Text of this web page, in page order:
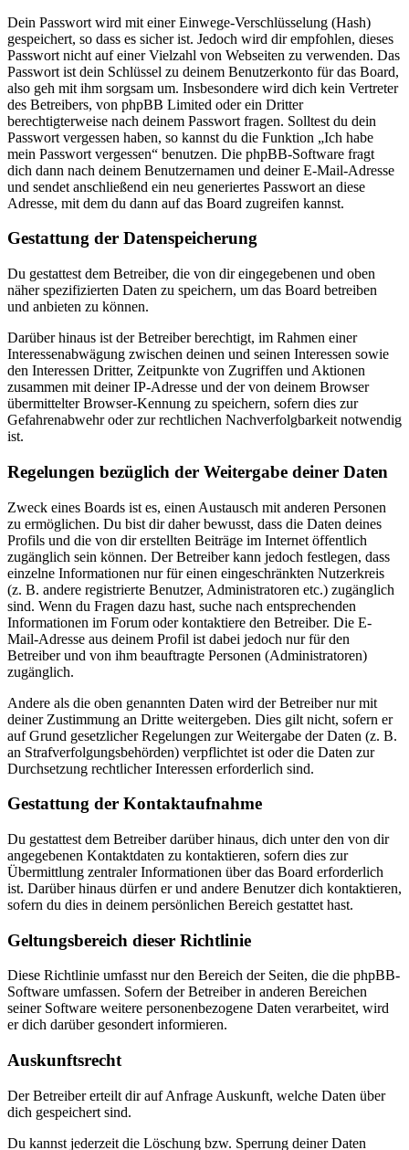
Dein Passwort wird mit einer Einwege-Verschlüsselung (Hash)
gespeichert, so dass es sicher ist. Jedoch wird dir empfohlen, dieses
Passwort nicht auf einer Vielzahl von Webseiten zu verwenden. Das
Passwort ist dein Schlüssel zu deinem Benutzerkonto für das Board,
also geh mit ihm sorgsam um. Insbesondere wird dich kein Vertreter
des Betreibers, von phpBB Limited oder ein Dritter
berechtigterweise nach deinem Passwort fragen. Solltest du dein
Passwort vergessen haben, so kannst du die Funktion „Ich habe
mein Passwort vergessen“ benutzen. Die phpBB-Software fragt
dich dann nach deinem Benutzernamen und deiner E-Mail-Adresse
und sendet anschließend ein neu generiertes Passwort an diese
Adresse, mit dem du dann auf das Board zugreifen kannst.
Gestattung der Datenspeicherung
Du gestattest dem Betreiber, die von dir eingegebenen und oben
näher spezifizierten Daten zu speichern, um das Board betreiben
und anbieten zu können.
Darüber hinaus ist der Betreiber berechtigt, im Rahmen einer
Interessenabwägung zwischen deinen und seinen Interessen sowie
den Interessen Dritter, Zeitpunkte von Zugriffen und Aktionen
zusammen mit deiner IP-Adresse und der von deinem Browser
übermittelter Browser-Kennung zu speichern, sofern dies zur
Gefahrenabwehr oder zur rechtlichen Nachverfolgbarkeit notwendig
ist.
Regelungen bezüglich der Weitergabe deiner Daten
Zweck eines Boards ist es, einen Austausch mit anderen Personen
zu ermöglichen. Du bist dir daher bewusst, dass die Daten deines
Profils und die von dir erstellten Beiträge im Internet öffentlich
zugänglich sein können. Der Betreiber kann jedoch festlegen, dass
einzelne Informationen nur für einen eingeschränkten Nutzerkreis
(z. B. andere registrierte Benutzer, Administratoren etc.) zugänglich
sind. Wenn du Fragen dazu hast, suche nach entsprechenden
Informationen im Forum oder kontaktiere den Betreiber. Die E-
Mail-Adresse aus deinem Profil ist dabei jedoch nur für den
Betreiber und von ihm beauftragte Personen (Administratoren)
zugänglich.
Andere als die oben genannten Daten wird der Betreiber nur mit
deiner Zustimmung an Dritte weitergeben. Dies gilt nicht, sofern er
auf Grund gesetzlicher Regelungen zur Weitergabe der Daten (z. B.
an Strafverfolgungsbehörden) verpflichtet ist oder die Daten zur
Durchsetzung rechtlicher Interessen erforderlich sind.
Gestattung der Kontaktaufnahme
Du gestattest dem Betreiber darüber hinaus, dich unter den von dir
angegebenen Kontaktdaten zu kontaktieren, sofern dies zur
Übermittlung zentraler Informationen über das Board erforderlich
ist. Darüber hinaus dürfen er und andere Benutzer dich kontaktieren,
sofern du dies in deinem persönlichen Bereich gestattet hast.
Geltungsbereich dieser Richtlinie
Diese Richtlinie umfasst nur den Bereich der Seiten, die die phpBB-
Software umfassen. Sofern der Betreiber in anderen Bereichen
seiner Software weitere personenbezogene Daten verarbeitet, wird
er dich darüber gesondert informieren.
Auskunftsrecht
Der Betreiber erteilt dir auf Anfrage Auskunft, welche Daten über
dich gespeichert sind.
Du kannst jederzeit die Löschung bzw. Sperrung deiner Daten